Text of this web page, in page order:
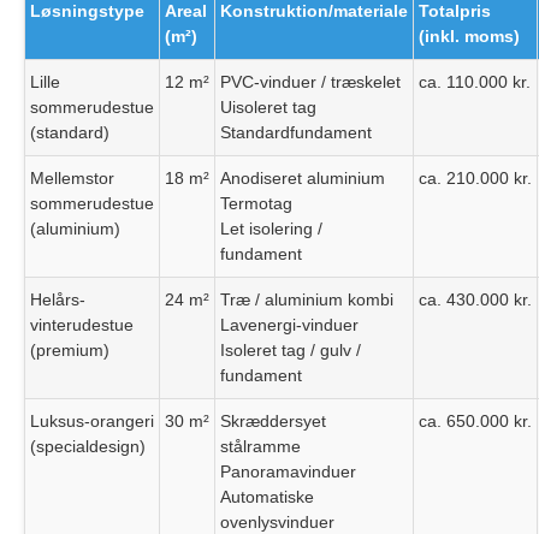
Løsningstype
Areal
(m²)
Konstruktion/materiale Totalpris
(inkl. moms)
Lille
sommerudestue
(standard)
12 m²
PVC-vinduer / træskelet
Uisoleret tag
Standardfundament
ca. 110.000 kr.
Mellemstor
sommerudestue
(aluminium)
18 m² Anodiseret aluminium
Termotag
Let isolering /
fundament
ca. 210.000 kr.
Helårs-
vinterudestue
(premium)
24 m² Træ / aluminium kombi
Lavenergi-vinduer
Isoleret tag / gulv /
fundament
ca. 430.000 kr.
Luksus-orangeri
(specialdesign)
30 m² Skræddersyet
stålramme
Panoramavinduer
Automatiske
ovenlysvinduer
ca. 650.000 kr.